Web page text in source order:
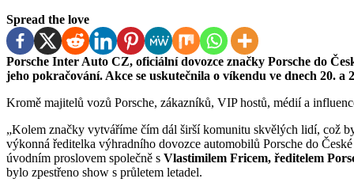
Spread the love
Porsche Inter Auto CZ, oficiální dovozce značky Porsche do
jeho pokračování. Akce se uskutečnila o víkendu ve dnech 20.
Kromě majitelů vozů Porsche, zákazníků, VIP hostů, médií a
„Kolem značky vytváříme čím dál širší komunitu skvělých lidí,
výkonná ředitelka výhradního dovozce automobilů Porsche do
úvodním proslovem společně s Vlastimilem Fricem, ředitelem
bylo zpestřeno show s průletem letadel.